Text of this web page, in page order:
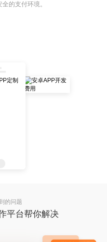
的支付环境。
的问题
平台帮你解决